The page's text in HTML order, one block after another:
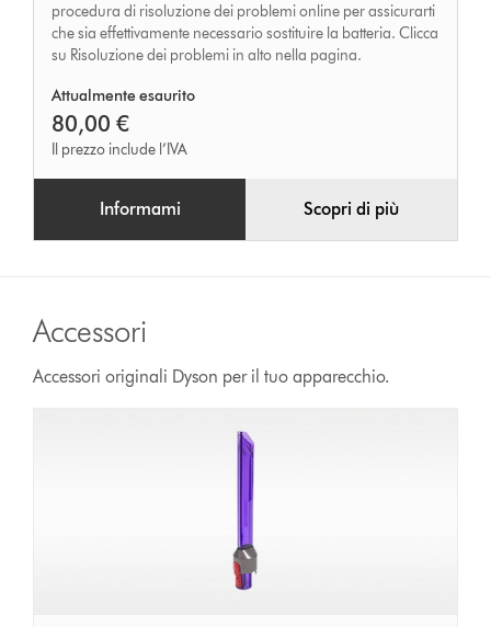
procedura di risoluzione dei problemi online per assicurarti
che sia effettivamente necessario sostituire la batteria. Clicca
su Risoluzione dei problemi in alto nella pagina.
Attualmente esaurito
80,00 €
Il prezzo include l’IVA
Informami Scopri di più
Accessori
Accessori originali Dyson per il tuo apparecchio.